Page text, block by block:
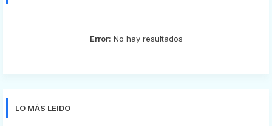
Error: No hay resultados
LO MÁS LEIDO